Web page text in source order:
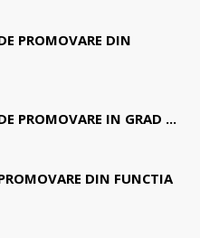
PROMOVARE DIN
PROMOVARE IN GRAD ...
DIN FUNCTIA